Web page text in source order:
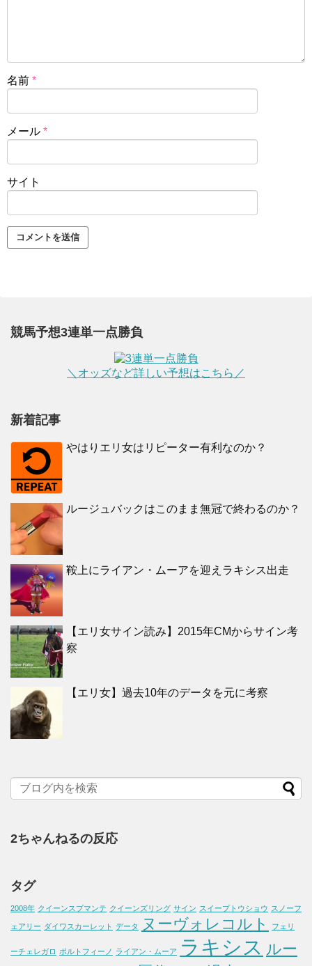
名前 *
メール *
サイト
競馬予想3連単一点勝負
＼オッズなど詳しい予想はこちら／
新着記事
やはりエリ女はリピーター有利なのか？
ルージュバックはこのまま無冠で終わるのか？
鞍上にライアン・ムーアを迎えラキシス出走
【エリ女サイン読み】2015年CMからサイン考
察
【エリ女】過去10年のデータを元に考察
2ちゃんねるの反応
タグ
2008年 クイーンスプマンテ クイーンズリング サイン スイープトウショウ スノーフ
ェアリー ダイワスカーレット データ ヌーヴォレコルト フェリ
ーチェレガロ ポルトフィーノ ライアン・ムーア ラキシス ルー